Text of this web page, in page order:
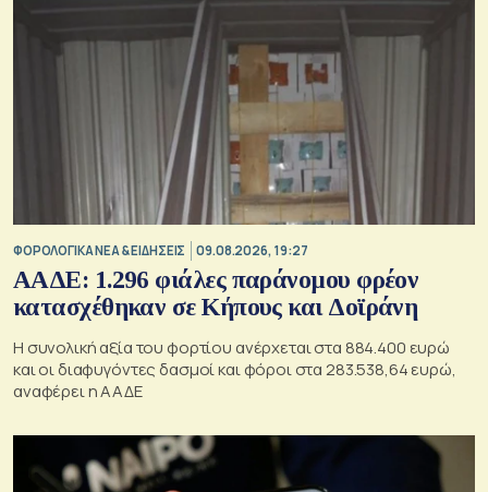
ΦΟΡΟΛΟΓΙΚΑ ΝΕΑ & EΙΔΗΣΕΙΣ 09.08.2026, 19:27
ΑΑΔΕ: 1.296 φιάλες παράνομου φρέον
κατασχέθηκαν σε Κήπους και Δοϊράνη
Η συνολική αξία του φορτίου ανέρχεται στα 884.400 ευρώ
και οι διαφυγόντες δασμοί και φόροι στα 283.538,64 ευρώ,
αναφέρει η ΑΑΔΕ